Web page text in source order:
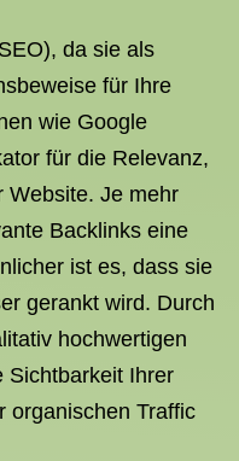
da sie als
für Ihre
wie Google
für die Relevanz,
Website. Je mehr
Backlinks eine
ist es, dass sie
gerankt wird. Durch
hochwertigen
Sichtbarkeit Ihrer
organischen Traffic